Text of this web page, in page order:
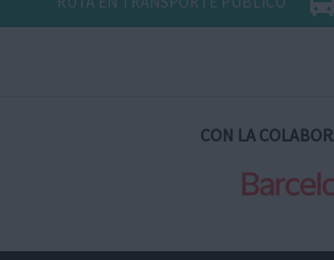
CON LA